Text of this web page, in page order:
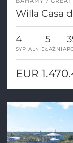
Willa Casa
4
SYPIALNIE
5
ŁAŹNIA
EUR